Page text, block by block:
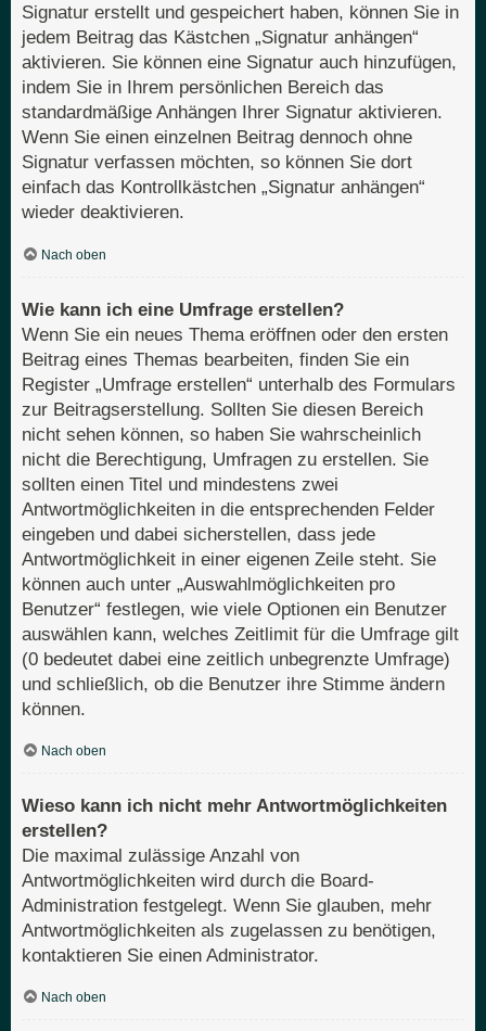
Signatur erstellt und gespeichert haben, können Sie in
jedem Beitrag das Kästchen „Signatur anhängen“
aktivieren. Sie können eine Signatur auch hinzufügen,
indem Sie in Ihrem persönlichen Bereich das
standardmäßige Anhängen Ihrer Signatur aktivieren.
Wenn Sie einen einzelnen Beitrag dennoch ohne
Signatur verfassen möchten, so können Sie dort
einfach das Kontrollkästchen „Signatur anhängen“
wieder deaktivieren.
Nach oben
Wie kann ich eine Umfrage erstellen?
Wenn Sie ein neues Thema eröffnen oder den ersten
Beitrag eines Themas bearbeiten, finden Sie ein
Register „Umfrage erstellen“ unterhalb des Formulars
zur Beitragserstellung. Sollten Sie diesen Bereich
nicht sehen können, so haben Sie wahrscheinlich
nicht die Berechtigung, Umfragen zu erstellen. Sie
sollten einen Titel und mindestens zwei
Antwortmöglichkeiten in die entsprechenden Felder
eingeben und dabei sicherstellen, dass jede
Antwortmöglichkeit in einer eigenen Zeile steht. Sie
können auch unter „Auswahlmöglichkeiten pro
Benutzer“ festlegen, wie viele Optionen ein Benutzer
auswählen kann, welches Zeitlimit für die Umfrage gilt
(0 bedeutet dabei eine zeitlich unbegrenzte Umfrage)
und schließlich, ob die Benutzer ihre Stimme ändern
können.
Nach oben
Wieso kann ich nicht mehr Antwortmöglichkeiten
erstellen?
Die maximal zulässige Anzahl von
Antwortmöglichkeiten wird durch die Board-
Administration festgelegt. Wenn Sie glauben, mehr
Antwortmöglichkeiten als zugelassen zu benötigen,
kontaktieren Sie einen Administrator.
Nach oben